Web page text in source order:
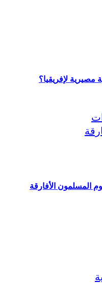
مصيرية لإفريقيا؟
المسلمون الأفارقة